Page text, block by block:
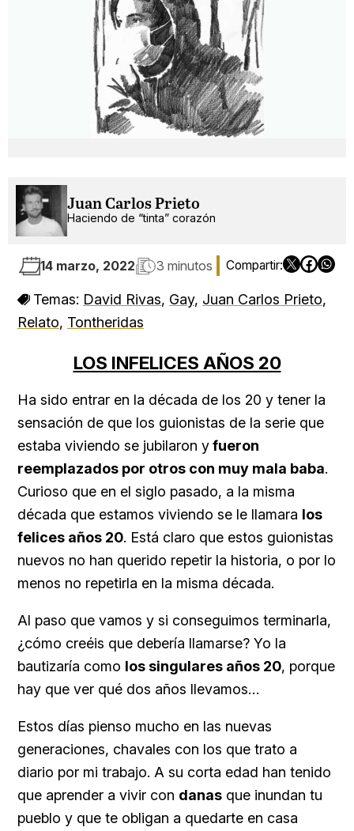
Juan Carlos Prieto
Haciendo de “tinta” corazón
14 marzo, 2022 3 minutos
Temas: David Rivas, Gay, Juan Carlos Prieto,
Relato, Tontheridas
LOS INFELICES AÑOS 20
Ha sido entrar en la década de los 20 y tener la
sensación de que los guionistas de la serie que
estaba viviendo se jubilaron yfueron
reemplazados por otros con muy mala baba.
Curioso que en el siglo pasado, a la misma
década que estamos viviendo se le llamara los
felices años 20. Está claro que estos guionistas
nuevos no han querido repetir la historia, o por lo
menos no repetirla en la misma década.
Al paso que vamos y si conseguimos terminarla,
¿cómo creéis que debería llamarse? Yo la
bautizaría como los singulares años 20, porque
hay que ver qué dos años llevamos…
Estos días pienso mucho en las nuevas
generaciones, chavales con los que trato a
diario por mi trabajo. A su corta edad han tenido
que aprender a vivir con danas que inundan tu
pueblo y que te obligan a quedarte en casa